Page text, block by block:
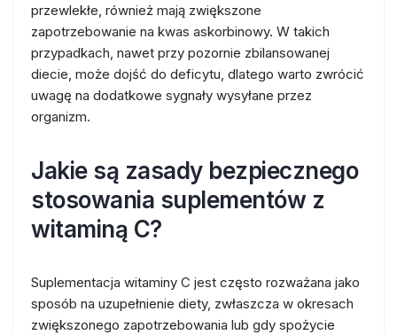
przewlekłe, również mają zwiększone
zapotrzebowanie na kwas askorbinowy. W takich
przypadkach, nawet przy pozornie zbilansowanej
diecie, może dojść do deficytu, dlatego warto zwrócić
uwagę na dodatkowe sygnały wysyłane przez
organizm.
Jakie są zasady bezpiecznego
stosowania suplementów z
witaminą C?
Suplementacja witaminy C jest często rozważana jako
sposób na uzupełnienie diety, zwłaszcza w okresach
zwiększonego zapotrzebowania lub gdy spożycie